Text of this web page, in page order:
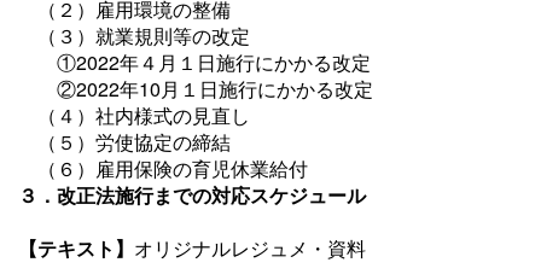
（２）雇用環境の整備
（３）就業規則等の改定
①2022年４月１日施行にかかる改定
②2022年10月１日施行にかかる改定
（４）社内様式の見直し
（５）労使協定の締結
（６）雇用保険の育児休業給付
３．改正法施行までの対応スケジュール
【テキスト 】 オリジナルレジュメ・資料